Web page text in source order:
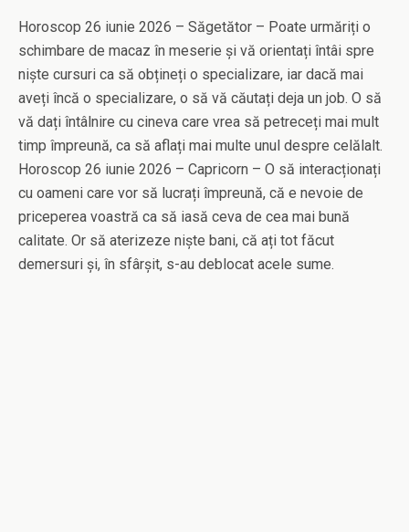
Horoscop 26 iunie 2026 – Săgetător – Poate urmăriți o
schimbare de macaz în meserie și vă orientați întâi spre
niște cursuri ca să obțineți o specializare, iar dacă mai
aveți încă o specializare, o să vă căutați deja un job. O să
vă dați întâlnire cu cineva care vrea să petreceți mai mult
timp împreună, ca să aflați mai multe unul despre celălalt.
Horoscop 26 iunie 2026 – Capricorn – O să interacționați
cu oameni care vor să lucrați împreună, că e nevoie de
priceperea voastră ca să iasă ceva de cea mai bună
calitate. Or să aterizeze niște bani, că ați tot făcut
demersuri și, în sfârșit, s-au deblocat acele sume.